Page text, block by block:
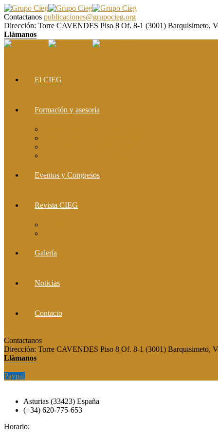
Contactanos publicaciones@grupocieg.org
Dirección: Torre CAVENDES Piso 8 Of. 8-1 (3001) Barquisimeto,
Llàmanos
El CIEG
Formación y asesoría
Eventos y Congresos
Revista CIEG
Galería
Noticias
Contacto
Contactanos
Dirección: Torre CAVENDES Piso 8 Of. 8-1 (3001) Barquisimeto,
Llàmanos
Paypal
Asturias (33423) España
(+34) 620-775-653
Horario: